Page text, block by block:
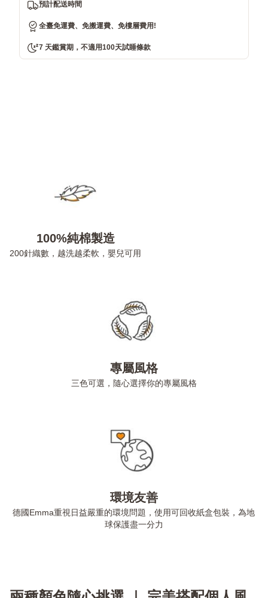
預計配送時間
全臺免運費、免搬運費、免樓層費用!
7 天鑑賞期，不適用100天試睡條款
100%純棉製造
200針織數，越洗越柔軟，嬰兒可用
專屬風格
三色可選，隨心選擇你的專屬風格
環境友善
德國Emma重視日益嚴重的環境問題，使用可回收紙盒包裝，為地
球保護盡一分力